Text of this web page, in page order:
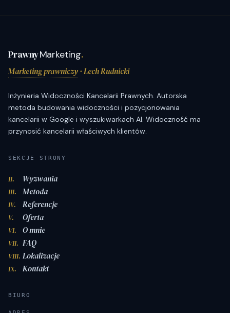
PrawnyMarketing.
Marketing prawniczy· Lech Rudnicki
Inżynieria Widoczności Kancelarii Prawnych. Autorska
metoda budowania widoczności i pozycjonowania
kancelarii w Google i wyszukiwarkach AI. Widoczność ma
przynosić kancelarii właściwych klientów.
SEKCJE STRONY
II. Wyzwania
III. Metoda
IV. Referencje
V. Oferta
VI. O mnie
VII. FAQ
VIII. Lokalizacje
IX. Kontakt
BIURO